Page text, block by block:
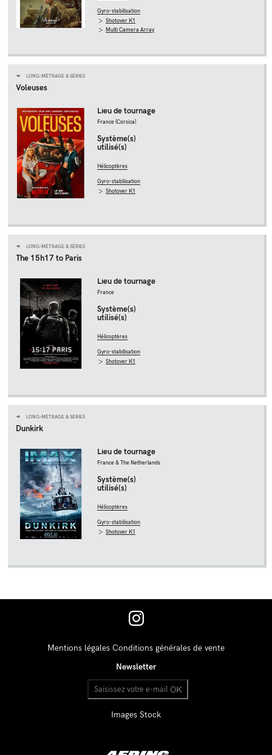
Gyro-stabilisation
Shotover K1
Multi Camera Array
LONG-MÉTRAGE & SÉRIES
Voleuses
Lieu de tournage
France (Corsica)
Système(s)
utilisé(s)
Hélicoptères
Gyro-stabilisation
Shotover K1
LONG-MÉTRAGE & SÉRIES
The 15h17 to Paris
Lieu de tournage
France
Système(s)
utilisé(s)
Hélicoptères
Gyro-stabilisation
Shotover K1
LONG-MÉTRAGE & SÉRIES
Dunkirk
Lieu de tournage
France & The Netherlands
Système(s)
utilisé(s)
Hélicoptères
Gyro-stabilisation
Shotover K1
Mentions légales Conditions générales de vente
Newsletter
OK
Images Stock